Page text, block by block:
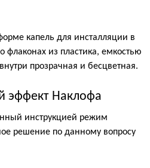
капель для инсталляции в
флаконах из пластика, емкостью
прозрачная и бесцветная.
эффект Наклофа
инструкцией режим
решение по данному вопросу